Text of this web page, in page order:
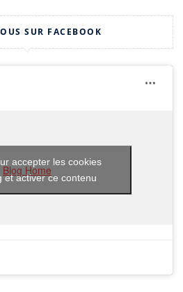
SUR FACEBOOK
Blog Home
accepter les cookies
et activer ce contenu